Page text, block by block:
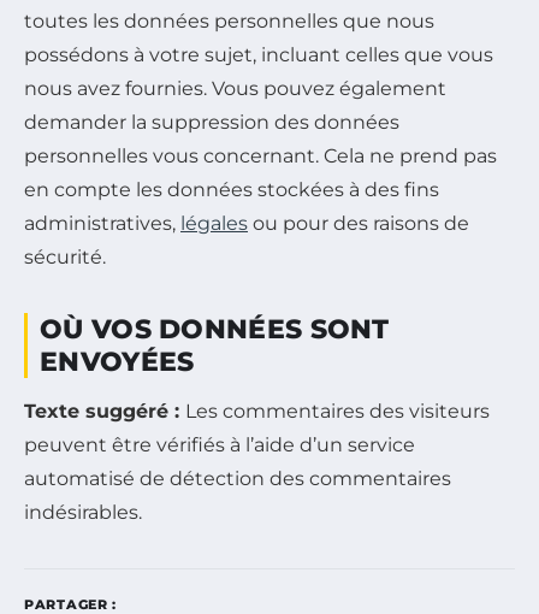
toutes les données personnelles que nous
possédons à votre sujet, incluant celles que vous
nous avez fournies. Vous pouvez également
demander la suppression des données
personnelles vous concernant. Cela ne prend pas
en compte les données stockées à des fins
administratives, légales ou pour des raisons de
sécurité.
OÙ VOS DONNÉES SONT
ENVOYÉES
Texte suggéré : Les commentaires des visiteurs
peuvent être vérifiés à l’aide d’un service
automatisé de détection des commentaires
indésirables.
PARTAGER :